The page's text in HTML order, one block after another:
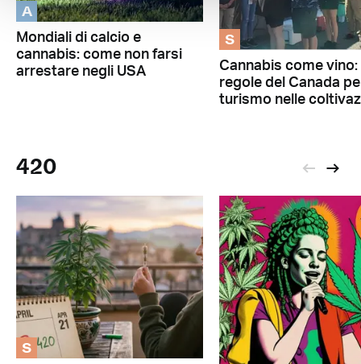
A
Mondiali di calcio e
cannabis: come non farsi
arrestare negli USA
S
Cannabis come vino:
regole del Canada
turismo nelle
420
S